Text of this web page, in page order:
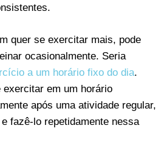
quer se exercitar mais, pode
ocasionalmente. Seria
a um horário fixo do dia.
em um horário
após uma atividade regular,
fazê-lo repetidamente nessa